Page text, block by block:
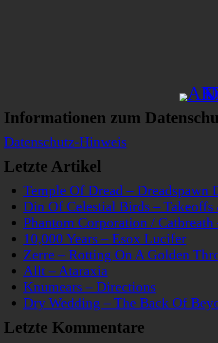
Informationen zum
Datenschutz-Hinweis
Letzte Artikel
Temple Of Dread – Dreadspawn
Din Of Celestial Birds –
Phantom Corporation /
10,000 Years – Esox Lucifer
Zerre – Rotting On A Golden
Allt – Ataraxia
Knumears – Directions
Dry Wedding – The Back Of
Letzte Kommentare